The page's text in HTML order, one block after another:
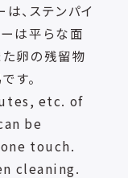
、ステンパイ
は平らな面
た卵の残留物
す。
etc. of
be
touch.
cleaning.